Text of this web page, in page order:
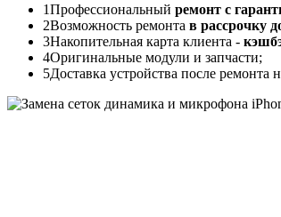
1Профессиональный ремонт с
2Возможность ремонта в рассрочку
3Накопительная карта клиента -
4Оригинальные модули и запчасти;
5Доставка устройства после ремонта